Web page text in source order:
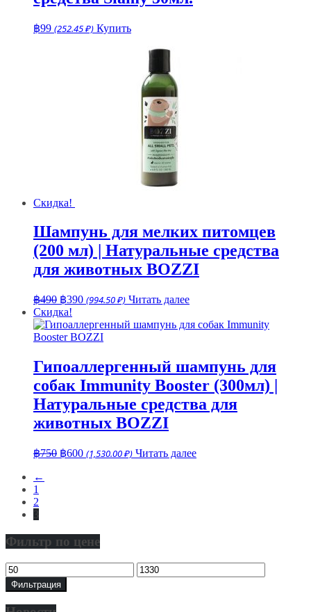
฿99 (252.45 ₽) Купить
Скидка!
Шампунь для мелких питомцев
(200 мл) | Натуральные средства
для животных BOZZI
฿490 Первоначальная
цена
составляла
฿490.
฿390Текущая
฿390.
(994.50 ₽) Читать далее
Скидка!
Гипоаллергенный шампунь для
собак Immunity Booster (300мл) |
Натуральные средства для
животных BOZZI
฿750 Первоначальная
฿600Текущая
(1,530.00 ₽) Читать далее
←
1
2
3
Фильтр по цене
Минимальная
цена
Максимальная
цена
Фильтрация